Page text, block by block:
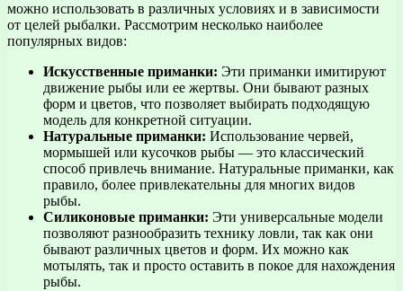
можно использовать в различных условиях и в зависимости
от целей рыбалки. Рассмотрим несколько наиболее
популярных видов:
Искусственные приманки: Эти приманки имитируют
движение рыбы или ее жертвы. Они бывают разных
форм и цветов, что позволяет выбирать подходящую
модель для конкретной ситуации.
Натуральные приманки: Использование червей,
мормышей или кусочков рыбы — это классический
способ привлечь внимание. Натуральные приманки, как
правило, более привлекательны для многих видов
рыбы.
Силиконовые приманки: Эти универсальные модели
позволяют разнообразить технику ловли, так как они
бывают различных цветов и форм. Их можно как
мотылять, так и просто оставить в покое для нахождения
рыбы.